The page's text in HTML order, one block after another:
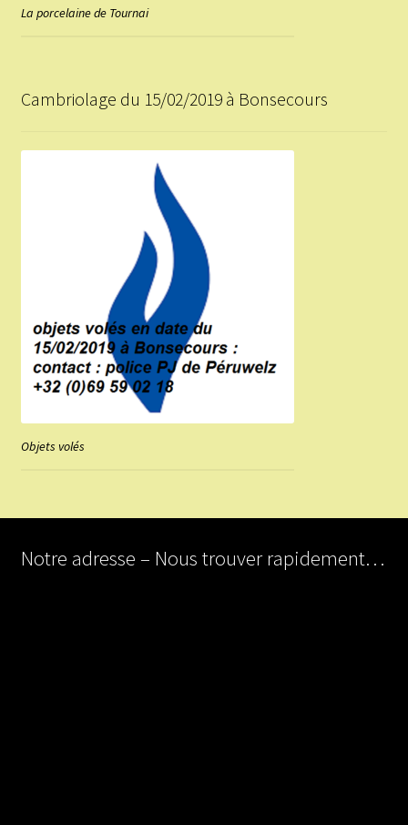
La porcelaine de Tournai
Cambriolage du 15/02/2019 à Bonsecours
Objets volés
Notre adresse – Nous trouver rapidement…